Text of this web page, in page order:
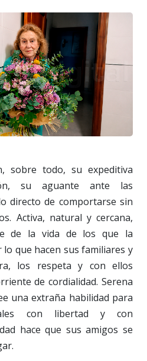
sobre todo, su expeditiva
su aguante ante las
directo de comportarse sin
Activa, natural y cercana,
de la vida de los que la
que hacen sus familiares y
los respeta y con ellos
de cordialidad. Serena
una extraña habilidad para
con libertad y con
hace que sus amigos se